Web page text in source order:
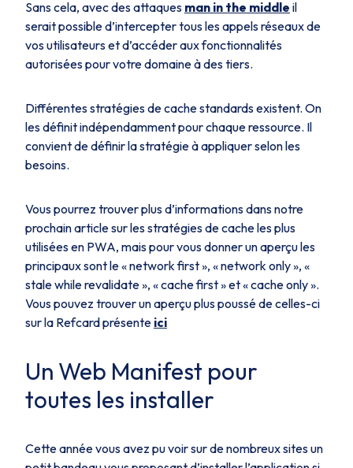
Sans cela, avec des attaques man in the middle il
serait possible d’intercepter tous les appels réseaux de
vos utilisateurs et d’accéder aux fonctionnalités
autorisées pour votre domaine à des tiers.
Différentes stratégies de cache standards existent. On
les définit indépendamment pour chaque ressource. Il
convient de définir la stratégie à appliquer selon les
besoins.
Vous pourrez trouver plus d’informations dans notre
prochain article sur les stratégies de cache les plus
utilisées en PWA, mais pour vous donner un aperçu les
principaux sont le « network first », « network only », «
stale while revalidate », « cache first » et « cache only ».
Vous pouvez trouver un aperçu plus poussé de celles-ci
sur la Refcard présente ici
Un Web Manifest pour
toutes les installer
Cette année vous avez pu voir sur de nombreux sites un